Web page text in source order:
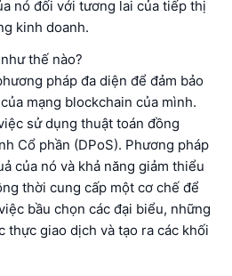
nó đối với tương lai của tiếp thị
kinh doanh.
thế nào?
pháp đa diện để đảm bảo
mạng blockchain của mình.
sử dụng thuật toán đồng
Cổ phần (DPoS). Phương pháp
của nó và khả năng giảm thiểu
thời cung cấp một cơ chế để
bầu chọn các đại biểu, những
thực giao dịch và tạo ra các khối